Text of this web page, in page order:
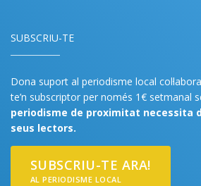
SUBSCRIU-TE
Dona suport al periodisme local
te’n subscriptor per només 1€ setmanal
periodisme de proximitat necessita
seus lectors.
SUBSCRIU-TE ARA!
AL PERIODISME LOCAL